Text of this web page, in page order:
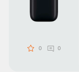
0 0